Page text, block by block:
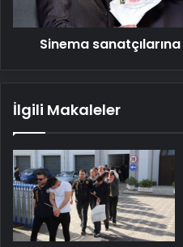
Sinema
İlgili Makaleler